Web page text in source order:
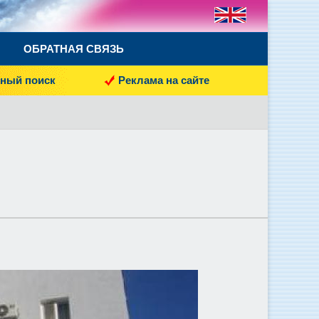
ОБРАТНАЯ СВЯЗЬ
поиск Реклама на сайте